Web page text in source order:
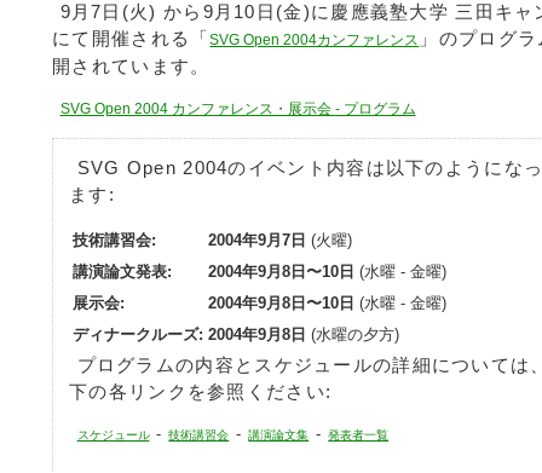
9月7日(火) から9月10日(金)に慶應義塾大学 三田キャ
にて開催される「SVG Open 2004カンファレンス 」のプログ
開されています。
SVG Open 2004 カンファレンス・展示会 - プログラム
SVG Open 2004のイベント内容は以下のようにな
ます:
技術講習会: 2004年9月7日 (火曜)
講演論文発表:
2004年9月8日〜10日 (水曜 - 金曜)
展示会:
2004年9月8日〜10日 (水曜 - 金曜)
ディナークルーズ: 2004年9月8日 (水曜の夕方)
プログラムの内容とスケジュールの詳細については
下の各リンクを参照ください:
スケジュール-技術講習会 -講演論文集 -発表者一覧